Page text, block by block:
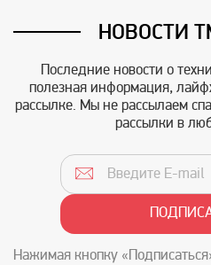
НОВОСТИ
Последние новости о
полезная информация,
рассылке. Мы не рассылаем
рассылки в
Нажимая кнопку